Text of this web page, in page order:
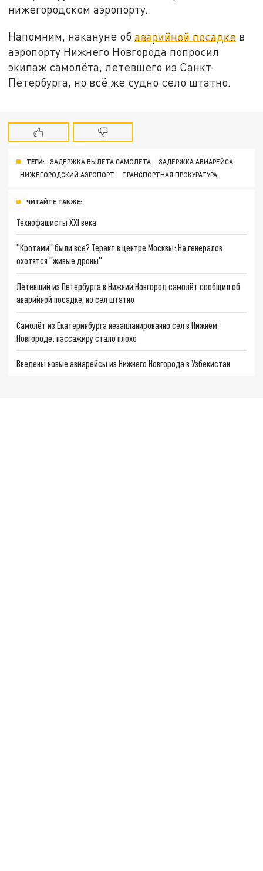
нижегородском аэропорту.
Напомним, накануне обаварийной посадке в
аэропорту Нижнего Новгорода попросил
экипаж самолёта, летевшего из Санкт-
Петербурга, но всё же судно село штатно.
ТЕГИ: ЗАДЕРЖКА ВЫЛЕТА САМОЛЕТА
ЗАДЕРЖКА АВИАРЕЙСА
НИЖЕГОРОДСКИЙ АЭРОПОРТ
ТРАНСПОРТНАЯ ПРОКУРАТУРА
ЧИТАЙТЕ ТАКЖЕ:
Технофашисты XXI века
"Кротами" были все? Теракт в центре Москвы: На генералов
охотятся "живые дроны"
Летевший из Петербурга в Нижний Новгород самолёт сообщил об
аварийной посадке, но сел штатно
Самолёт из Екатеринбурга незапланированно сел в Нижнем
Новгороде: пассажиру стало плохо
Введены новые авиарейсы из Нижнего Новгорода в Узбекистан